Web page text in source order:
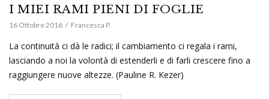
I MIEI RAMI PIENI DI FOGLIE
16 Ottobre 2016 Francesca P.
La continuità ci dà le radici; il cambiamento ci regala i rami,
lasciando a noi la volontà di estenderli e di farli crescere fino a
raggiungere nuove altezze. (Pauline R. Kezer)